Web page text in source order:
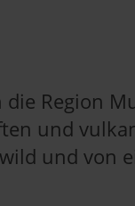
Region
und
und von